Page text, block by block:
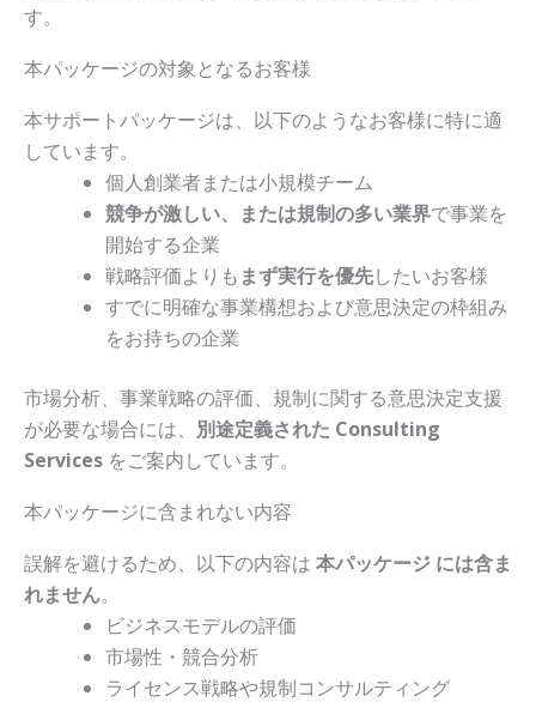
す。
本パッケージの対象となるお客様
本サポートパッケージは、以下のようなお客様に特に適
しています。
個人創業者または小規模チーム
競争が激しい、または規制の多い業界で事業を
開始する企業
戦略評価よりも まず実行を優先したいお客様
すでに明確な事業構想および意思決定の枠組み
をお持ちの企業
市場分析、事業戦略の評価、規制に関する意思決定支援
が必要な場合には、 別途定義された Consulting
Services をご案内しています。
本パッケージに含まれない内容
誤解を避けるため、以下の内容は 本パッケージ には含ま
れません。
ビジネスモデルの評価
市場性・競合分析
ライセンス戦略や規制コンサルティング